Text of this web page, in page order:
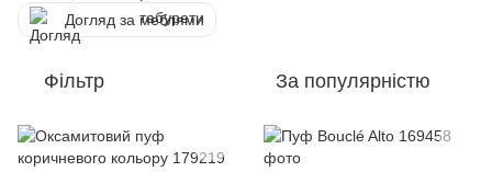
Догляд за меблями
Фільтр За популярністю